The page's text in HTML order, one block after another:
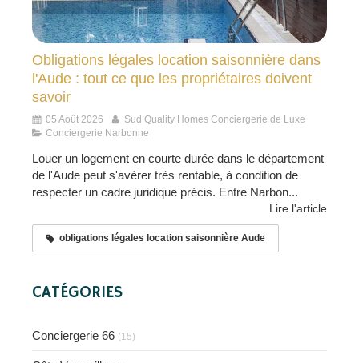
Obligations légales location saisonnière dans
l'Aude : tout ce que les propriétaires doivent
savoir
05 Août 2026
Sud Quality Homes Conciergerie de Luxe
Conciergerie Narbonne
Louer un logement en courte durée dans le département
de l'Aude peut s'avérer très rentable, à condition de
respecter un cadre juridique précis. Entre Narbon...
Lire l'article
obligations légales location saisonnière Aude
CATÉGORIES
Conciergerie 66 (15)